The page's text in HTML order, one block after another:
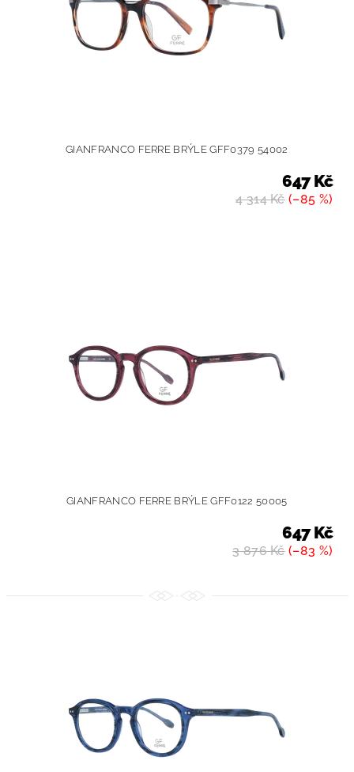
GIANFRANCO FERRE BRÝLE GFF0379 54002
4 314 Kč(–85 %)
647 Kč
GIANFRANCO FERRE BRÝLE GFF0122 50005
3 876 Kč(–83 %)
647 Kč